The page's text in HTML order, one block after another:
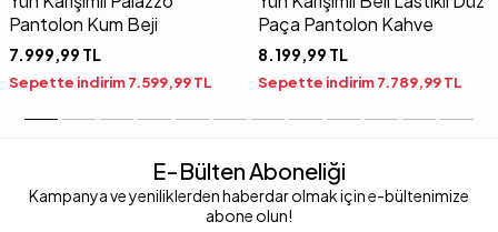
Pantolon Kum Beji
7.999,99 TL
Sepette indirim7.599,99TL
Paça Pantolon Kahve
8.199,99 TL
Sepette indirim7.789,99TL
E-Bülten Aboneliği
Kampanya ve yeniliklerden haberdar olmak için e-bültenimize
abone olun!